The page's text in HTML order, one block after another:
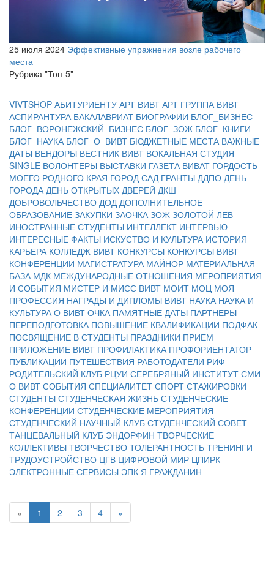
25 июля 2024 Эффективные упражнения возле рабочего
места
Рубрика "Топ-5"
VIVTSHOP АБИТУРИЕНТУ АРТ ВИВТ АРТ ГРУППА ВИВТ
АСПИРАНТУРА БАКАЛАВРИАТ БИОГРАФИИ БЛОГ_БИЗНЕС
БЛОГ_ВОРОНЕЖСКИЙ_БИЗНЕС БЛОГ_ЗОЖ БЛОГ_КНИГИ
БЛОГ_НАУКА БЛОГ_О_ВИВТ БЮДЖЕТНЫЕ МЕСТА ВАЖНЫЕ
ДАТЫ ВЕНДОРЫ ВЕСТНИК ВИВТ ВОКАЛЬНАЯ СТУДИЯ
SINGLE ВОЛОНТЕРЫ ВЫСТАВКИ ГАЗЕТА ВИВАТ ГОРДОСТЬ
МОЕГО РОДНОГО КРАЯ ГОРОД САД ГРАНТЫ ДДПО ДЕНЬ
ГОРОДА ДЕНЬ ОТКРЫТЫХ ДВЕРЕЙ ДКШ
ДОБРОВОЛЬЧЕСТВО ДОД ДОПОЛНИТЕЛЬНОЕ
ОБРАЗОВАНИЕ ЗАКУПКИ ЗАОЧКА ЗОЖ ЗОЛОТОЙ ЛЕВ
ИНОСТРАННЫЕ СТУДЕНТЫ ИНТЕЛЛЕКТ ИНТЕРВЬЮ
ИНТЕРЕСНЫЕ ФАКТЫ ИСКУСТВО И КУЛЬТУРА ИСТОРИЯ
КАРЬЕРА КОЛЛЕДЖ ВИВТ КОНКУРСЫ КОНКУРСЫ ВИВТ
КОНФЕРЕНЦИИ МАГИСТРАТУРА МАЙНОР МАТЕРИАЛЬНАЯ
БАЗА МДК МЕЖДУНАРОДНЫЕ ОТНОШЕНИЯ МЕРОПРИЯТИЯ
И СОБЫТИЯ МИСТЕР И МИСС ВИВТ МОИТ МОЦ МОЯ
ПРОФЕССИЯ НАГРАДЫ И ДИПЛОМЫ ВИВТ НАУКА НАУКА И
КУЛЬТУРА О ВИВТ ОЧКА ПАМЯТНЫЕ ДАТЫ ПАРТНЕРЫ
ПЕРЕПОДГОТОВКА ПОВЫШЕНИЕ КВАЛИФИКАЦИИ ПОДФАК
ПОСВЯЩЕНИЕ В СТУДЕНТЫ ПРАЗДНИКИ ПРИЕМ
ПРИЛОЖЕНИЕ ВИВТ ПРОФИЛАКТИКА ПРОФОРИЕНТАТОР
ПУБЛИКАЦИИ ПУТЕШЕСТВИЯ РАБОТОДАТЕЛИ РИФ
РОДИТЕЛЬСКИЙ КЛУБ РЦУИ СЕРЕБРЯНЫЙ ИНСТИТУТ СМИ
О ВИВТ СОБЫТИЯ СПЕЦИАЛИТЕТ СПОРТ СТАЖИРОВКИ
СТУДЕНТЫ СТУДЕНЧЕСКАЯ ЖИЗНЬ СТУДЕНЧЕСКИЕ
КОНФЕРЕНЦИИ СТУДЕНЧЕСКИЕ МЕРОПРИЯТИЯ
СТУДЕНЧЕСКИЙ НАУЧНЫЙ КЛУБ СТУДЕНЧЕСКИЙ СОВЕТ
ТАНЦЕВАЛЬНЫЙ КЛУБ ЭНДОРФИН ТВОРЧЕСКИЕ
КОЛЛЕКТИВЫ ТВОРЧЕСТВО ТОЛЕРАНТНОСТЬ ТРЕНИНГИ
ТРУДОУСТРОЙСТВО ЦГВ ЦИФРОВОЙ МИР ЦПИРК
ЭЛЕКТРОННЫЕ СЕРВИСЫ ЭПК Я ГРАЖДАНИН
« 1 2 3 4 »